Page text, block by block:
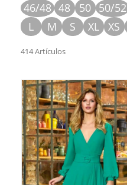
46/48 48 50 50/52
L
M S XL XS
414 Artículos